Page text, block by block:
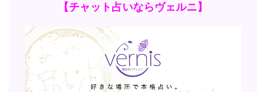
【チャット占いならヴェルニ】